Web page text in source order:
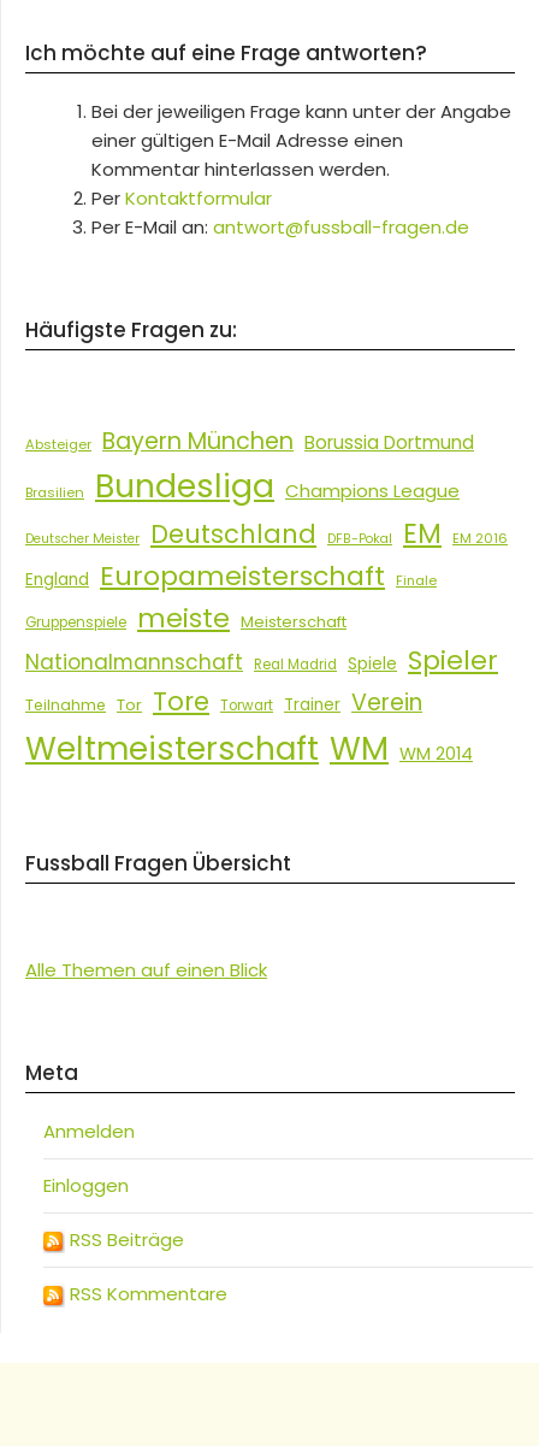
Ich möchte auf eine Frage antworten?
Bei der jeweiligen Frage kann unter der Angabe
einer gültigen E-Mail Adresse einen
Kommentar hinterlassen werden.
PerKontaktformular
Per E-Mail an: antwort@fussball-fragen.de
Häufigste Fragen zu:
Absteiger Bayern München Borussia Dortmund
Brasilien Bundesliga Champions League
Deutscher Meister Deutschland DFB-Pokal EM EM 2016
England Europameisterschaft Finale
Gruppenspiele meiste Meisterschaft
Nationalmannschaft Real Madrid Spiele Spieler
Teilnahme Tor Tore Torwart Trainer Verein
Weltmeisterschaft WM WM 2014
Fussball Fragen Übersicht
Alle Themen auf einen Blick
Meta
Anmelden
Einloggen
RSS Beiträge
RSS Kommentare